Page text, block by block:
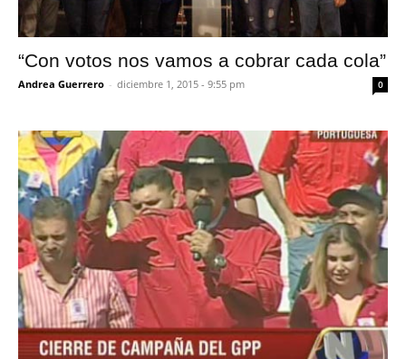
“Con votos nos vamos a cobrar cada cola”
Andrea Guerrero - diciembre 1, 2015 - 9:55 pm 0